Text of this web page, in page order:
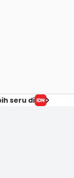
seru di